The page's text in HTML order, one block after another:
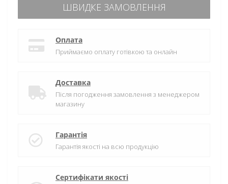
ШВИДКЕ ЗАМОВЛЕННЯ
Оплата
Приймаємо оплату готівкою та онлайн
Доставка
Після погодження замовлення з менеджером
магазину
Гарантія
Гарантія якості на всю продукцію
Сертифікати якості